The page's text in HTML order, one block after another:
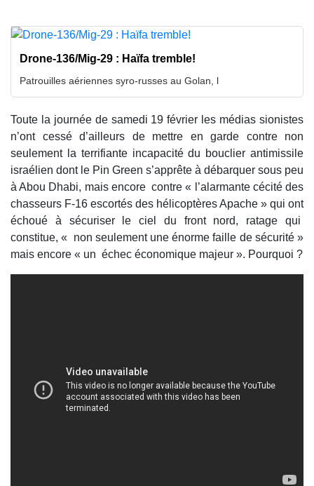
Drone-136/Mig-29 : Haïfa tremble!
Patrouilles aériennes syro-russes au Golan, l
Toute la journée de samedi 19 février les médias sionistes
n’ont cessé d’ailleurs de mettre en garde contre non
seulement la terrifiante incapacité du bouclier antimissile
israélien dont le Pin Green s’apprête à débarquer sous peu
à Abou Dhabi, mais encore contre « l’alarmante cécité des
chasseurs F-16 escortés des hélicoptères Apache » qui ont
échoué à sécuriser le ciel du front nord, ratage qui
constitue, « non seulement une énorme faille de sécurité »
mais encore « un échec économique majeur ». Pourquoi ?